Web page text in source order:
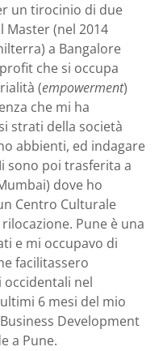
un tirocinio di due
Master (nel 2014
a Bangalore
che si occupa
(empowerment)
che mi ha
strati della società
abbienti, ed indagare
sono poi trasferita a
dove ho
Centro Culturale
Pune è una
e mi occupavo di
facilitassero
occidentali nel
6 mesi del mio
Development
a Pune.